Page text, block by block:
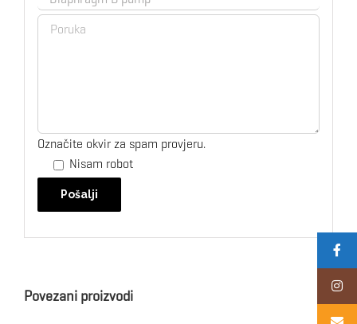
Označite okvir za spam provjeru.
Nisam robot
Alternative:
Povezani proizvodi